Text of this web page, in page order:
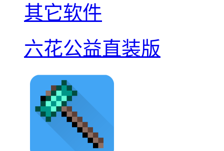
其它软件
六花公益直装版